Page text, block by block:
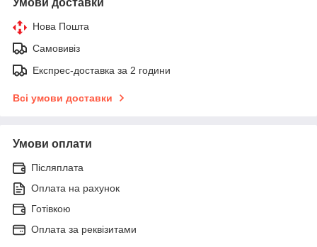
Нова Пошта
Самовивіз
Експрес-доставка за 2 години
Всі умови доставки
Умови оплати
Післяплата
Оплата на рахунок
Готівкою
Оплата за реквізитами